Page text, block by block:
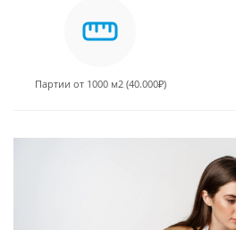
Партии от 1000 м2 (40.000₽)